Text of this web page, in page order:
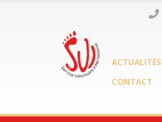
ACTUALITÉS
CONTACT